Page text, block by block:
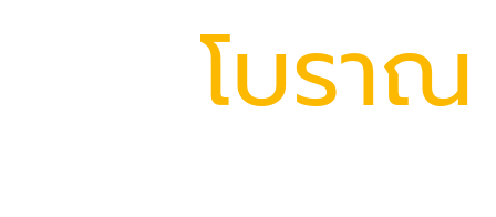
โบราณ